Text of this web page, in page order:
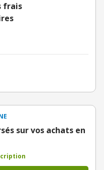
frais
sur vos achats en